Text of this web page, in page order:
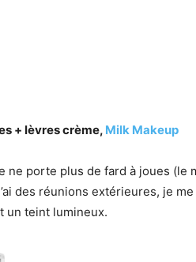
+ lèvres crème, Milk Makeup
ne porte plus de fard à joues (le
des réunions extérieures, je
un teint lumineux.